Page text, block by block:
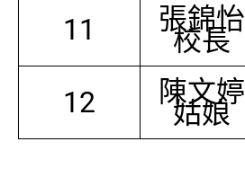
11 張錦怡
校長
12 陳文婷
姑娘